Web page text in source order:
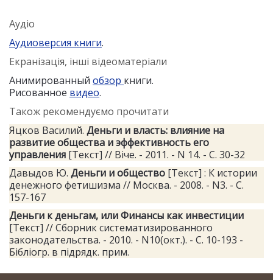
Аудіо
Аудиоверсия книги.
Екранізація, інші відеоматеріали
Анимированный обзор книги.
Рисованное видео.
Також рекомендуємо прочитати
Яцков Василий. Деньги и власть: влияние на
развитие общества и эффективность его
управления [Текст] // Віче. - 2011. - N 14. - С. 30-32
Давыдов Ю. Деньги и общество [Текст] : К истории
денежного фетишизма // Москва. - 2008. - N3. - С.
157-167
Деньги к деньгам, или Финансы как инвестиции
[Текст] // Сборник систематизированного
законодательства. - 2010. - N10(окт.). - С. 10-193 -
Бібліогр. в підрядк. прим.